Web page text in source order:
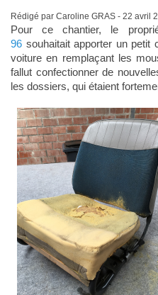
Rédigé par Caroline GRAS - 22 avril
Pour ce chantier, le
96souhaitait apporter un petit
voiture en remplaçant les
fallut confectionner de
les dossiers, qui étaient